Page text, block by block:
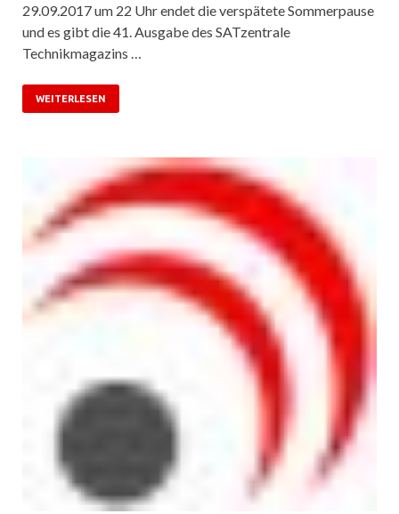
29.09.2017 um 22 Uhr endet die verspätete Sommerpause
und es gibt die 41. Ausgabe des SATzentrale
Technikmagazins …
WEITERLESEN